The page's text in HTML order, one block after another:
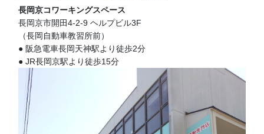
長岡京コワーキングスペース
長岡京市開田4-2-9 ヘルプビル3F
（長岡自動車教習所前）
● 阪急電車長岡天神駅より徒歩2分
● JR長岡京駅より徒歩15分